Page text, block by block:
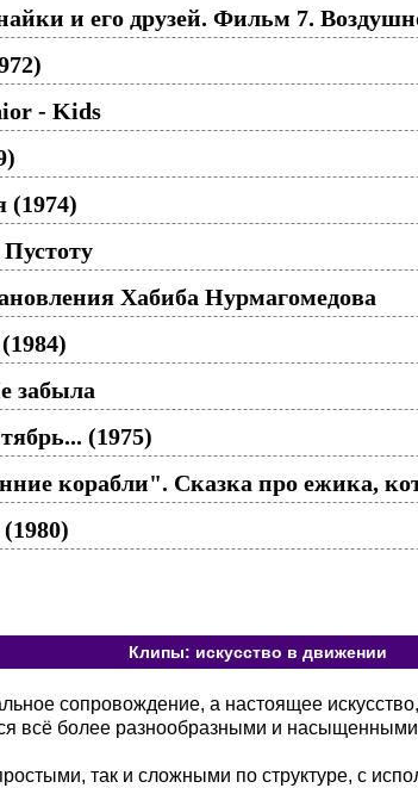
и его друзей. Фильм 7.
- Kids
(1974)
Хабиба Нурмагомедова
забыла
(1975)
корабли". Сказка про ежика,
Клипы: искусство в движении
сопровождение, а настоящее
всё более разнообразными и
так и сложными по структуре, с